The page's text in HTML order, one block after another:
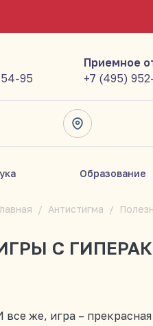
95
Приемное
+7 (495)
Образование
Антистигма
С
все же, игра –